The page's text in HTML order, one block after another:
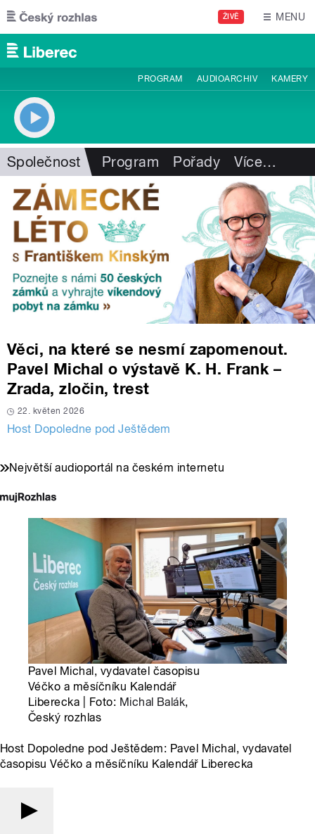
Přejít k hlavnímu obsahu
ŽIVĚ MENU
PROGRAM AUDIOARCHIV KAMERY
Společnost Program Pořady Více…
Věci, na které se nesmí zapomenout.
Pavel Michal o výstavě K. H. Frank –
Zrada, zločin, trest
22. květen 2026
Host Dopoledne pod Ještědem
Největší audioportál na českém internetu
Pavel Michal, vydavatel časopisu
Véčko a měsíčníku Kalendář
Liberecka | Foto: Michal Balák,
Český rozhlas
Host Dopoledne pod Ještědem: Pavel Michal, vydavatel
časopisu Véčko a měsíčníku Kalendář Liberecka